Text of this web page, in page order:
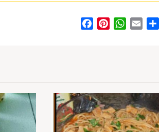
FacebookPinterestWhatsApp
Email